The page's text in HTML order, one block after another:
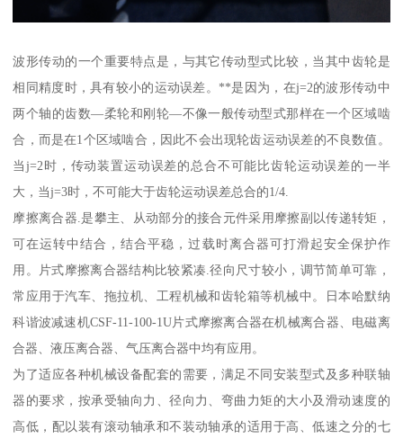
波形传动的一个重要特点是，与其它传动型式比较，当其中齿轮是
相同精度时，具有较小的运动误差。**是因为，在j=2的波形传动中
两个轴的齿数—柔轮和刚轮—不像一般传动型式那样在一个区域啮
合，而是在1个区域啮合，因此不会出现轮齿运动误差的不良数值。
当j=2时，传动装置运动误差的总合不可能比齿轮运动误差的一半
大，当j=3时，不可能大于齿轮运动误差总合的1/4.
摩擦离合器.是攀主、从动部分的接合元件采用摩擦副以传递转矩，
可在运转中结合，结合平稳，过载时离合器可打滑起安全保护作
用。片式摩擦离合器结构比较紧凑.径向尺寸较小，调节简单可靠，
常应用于汽车、拖拉机、工程机械和齿轮箱等机械中。日本哈默纳
科谐波减速机CSF-11-100-1U片式摩擦离合器在机械离合器、电磁离
合器、液压离合器、气压离合器中均有应用。
为了适应各种机械设备配套的需要，满足不同安装型式及多种联轴
器的要求，按承受轴向力、径向力、弯曲力矩的大小及滑动速度的
高低，配以装有滚动轴承和不装动轴承的适用于高、低速之分的七